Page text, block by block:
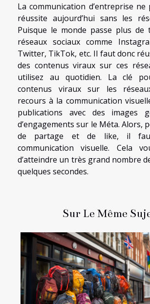
La communication d’entreprise
réussite aujourd’hui sans les
Puisque le monde passe plus de
réseaux sociaux comme
Twitter, TikTok, etc. Il faut donc
des contenus viraux sur ces
utilisez au quotidien. La clé
contenus viraux sur les
recours à la communication
publications avec des images
d’engagements sur le Méta. Alors,
de partage et de like, il
communication visuelle. Cela
d’atteindre un très grand nombre
quelques secondes.
Sur Le Même